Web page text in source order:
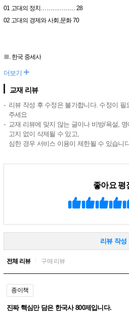
01 고대의 정치……………… 28
02 고대의 경제와 사회,문화 70
Ⅲ. 한국 중세사
더보기 +
교재 리뷰
리뷰 작성 후 수정은 불가합니다. 수정이 필
주세요
교재 리뷰에 맞지 않는 글이나 비방/욕설,
고지 없이 삭제될 수 있고,
심한 경우 서비스 이용이 제한될 수 있습니
좋아요 평
리뷰 작성
전체 리뷰 구매 리뷰
종이책
진짜 핵심만 담은 한국사 800제입니다.